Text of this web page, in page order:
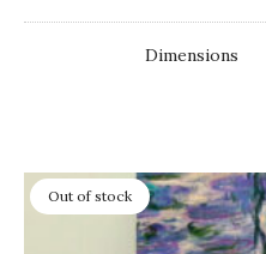
Dimensions
Out of stock